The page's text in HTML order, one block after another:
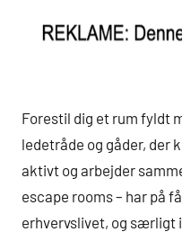
Forestil dig et rum fyldt
ledetråde og gåder, der
aktivt og arbejder
escape rooms – har på
erhvervslivet, og særligt